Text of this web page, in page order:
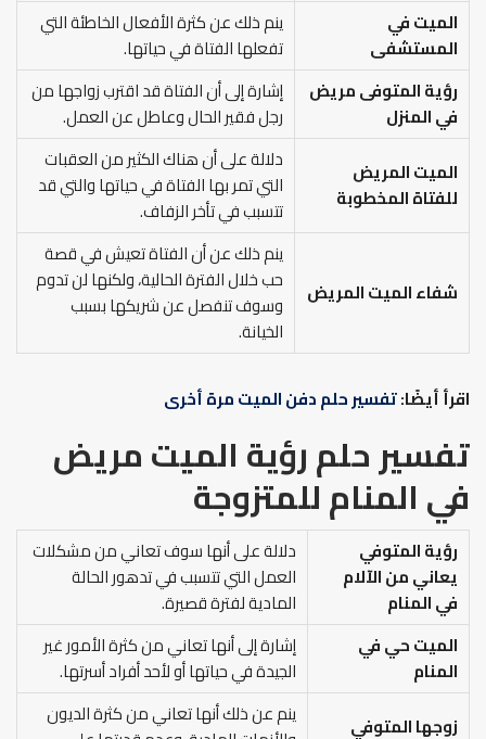
الميت في
المستشفى
ينم ذلك عن كثرة الأفعال الخاطئة التي
تفعلها الفتاة في حياتها.
رؤية المتوفى مريض
في المنزل
إشارة إلى أن الفتاة قد اقترب زواجها من
رجل فقير الحال وعاطل عن العمل.
الميت المريض
للفتاة المخطوبة
دلالة على أن هناك الكثير من العقبات
التي تمر بها الفتاة في حياتها والتي قد
تتسبب في تأخر الزفاف.
شفاء الميت المريض
ينم ذلك عن أن الفتاة تعيش في قصة
حب خلال الفترة الحالية، ولكنها لن تدوم
وسوف تنفصل عن شريكها بسبب
الخيانة.
اقرأ أيضًا:تفسير حلم دفن الميت مرة أخرى
تفسير حلم رؤية الميت مريض
في المنامللمتزوجة
رؤية المتوفي
يعاني من الآلام
في المنام
دلالة على أنها سوف تعاني من مشكلات
العمل التي تتسبب في تدهور الحالة
المادية لفترة قصيرة.
الميت حي في
المنام
إشارة إلى أنها تعاني من كثرة الأمور غير
الجيدة في حياتها أو لأحد أفراد أسرتها.
زوجها المتوفي
ينم عن ذلك أنها تعاني من كثرة الديون